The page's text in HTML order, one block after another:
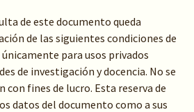
de este documento queda
de las siguientes condiciones de
para usos privados
de investigación y docencia. No se
con fines de lucro. Esta reserva de
datos del documento como a sus